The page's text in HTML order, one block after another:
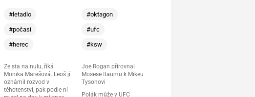
#letadlo
#počasí
#herec
Ze sta na nulu, říká
Monika Marešová. Leoš jí
oznámil rozvod v
těhotenství, pak podle ní
#oktagon
#ufc
#ksw
Joe Rogan přirovnal
Mosese Itaumu k Mikeu
Tysonovi
Polák může v UFC